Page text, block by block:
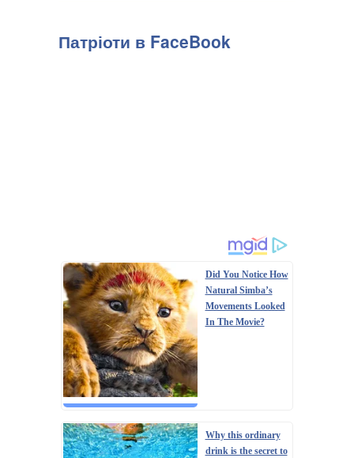
Патріоти в FaceBook
Did You Notice How
Natural Simba’s
Movements Looked
In The Movie?
Why this ordinary
drink is the secret to